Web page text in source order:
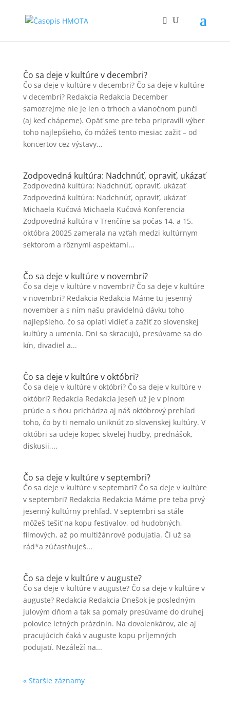
Čo sa deje v kultúre v decembri?
Čo sa deje v kultúre v decembri? Čo sa deje v kultúre
v decembri? Redakcia Redakcia December
samozrejme nie je len o trhoch a vianočnom punči
(aj keď chápeme). Opäť sme pre teba pripravili výber
toho najlepšieho, čo môžeš tento mesiac zažiť – od
koncertov cez výstavy...
Zodpovedná kultúra: Nadchnúť, opraviť, ukázať
Zodpovedná kultúra: Nadchnúť, opraviť, ukázať
Zodpovedná kultúra: Nadchnúť, opraviť, ukázať
Michaela Kučová Michaela Kučová Konferencia
Zodpovedná kultúra v Trenčíne sa počas 14. a 15.
októbra 20025 zamerala na vzťah medzi kultúrnym
sektorom a rôznymi aspektami...
Čo sa deje v kultúre v novembri?
Čo sa deje v kultúre v novembri? Čo sa deje v kultúre
v novembri? Redakcia Redakcia Máme tu jesenný
november a s ním našu pravidelnú dávku toho
najlepšieho, čo sa oplatí vidieť a zažiť zo slovenskej
kultúry a umenia. Dni sa skracujú, presúvame sa do
kín, divadiel a...
Čo sa deje v kultúre v októbri?
Čo sa deje v kultúre v októbri? Čo sa deje v kultúre v
októbri? Redakcia Redakcia Jeseň už je v plnom
prúde a s ňou prichádza aj náš októbrový prehľad
toho, čo by ti nemalo uniknúť zo slovenskej kultúry. V
októbri sa udeje kopec skvelej hudby, prednášok,
diskusii,...
Čo sa deje v kultúre v septembri?
Čo sa deje v kultúre v septembri? Čo sa deje v kultúre
v septembri? Redakcia Redakcia Máme pre teba prvý
jesenný kultúrny prehľad. V septembri sa stále
môžeš tešiť na kopu festivalov, od hudobných,
filmových, až po multižánrové podujatia. Či už sa
rád*a zúčastňuješ...
Čo sa deje v kultúre v auguste?
Čo sa deje v kultúre v auguste? Čo sa deje v kultúre v
auguste? Redakcia Redakcia Dnešok je posledným
julovým dňom a tak sa pomaly presúvame do druhej
polovice letných prázdnin. Na dovolenkárov, ale aj
pracujúcich čaká v auguste kopu príjemných
podujatí. Nezáleží na...
« Staršie záznamy